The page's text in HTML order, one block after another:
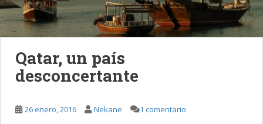
Qatar, un país
desconcertante
26 enero, 2016 Nekane 1 comentario